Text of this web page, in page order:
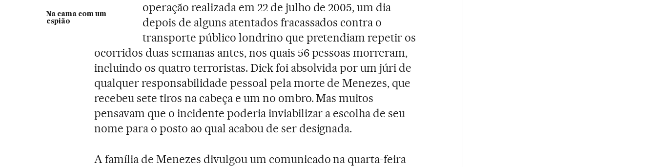
Na cama com um
espião
operação realizada em 22 de julho de 2005, um dia
depois de alguns atentados fracassados contra o
transporte público londrino que pretendiam repetir os
ocorridos duas semanas antes, nos quais 56 pessoas morreram,
incluindo os quatro terroristas. Dick foi absolvida por um júri de
qualquer responsabilidade pessoal pela morte de Menezes, que
recebeu sete tiros na cabeça e um no ombro. Mas muitos
pensavam que o incidente poderia inviabilizar a escolha de seu
nome para o posto ao qual acabou de ser designada.
A família de Menezes divulgou um comunicado na quarta-feira